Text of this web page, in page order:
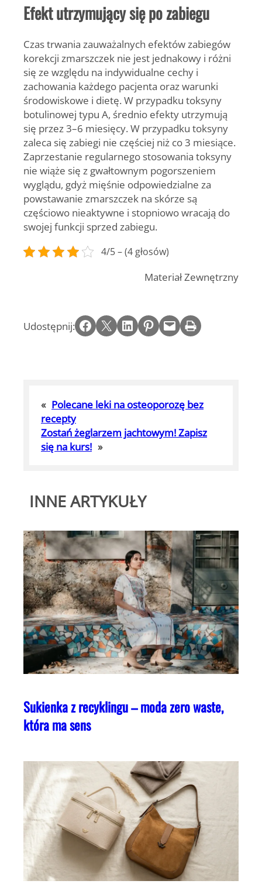
Efekt utrzymujący się po zabiegu
Czas trwania zauważalnych efektów zabiegów
korekcji zmarszczek nie jest jednakowy i różni
się ze względu na indywidualne cechy i
zachowania każdego pacjenta oraz warunki
środowiskowe i dietę. W przypadku toksyny
botulinowej typu A, średnio efekty utrzymują
się przez 3–6 miesięcy. W przypadku toksyny
zaleca się zabiegi nie częściej niż co 3 miesiące.
Zaprzestanie regularnego stosowania toksyny
nie wiąże się z gwałtownym pogorszeniem
wyglądu, gdyż mięśnie odpowiedzialne za
powstawanie zmarszczek na skórze są
częściowo nieaktywne i stopniowo wracają do
swojej funkcji sprzed zabiegu.
4/5 – (4 głosów)
Materiał Zewnętrzny
Udostępnij: Share on Facebook Email this Page Share on LinkedIn Share on Pinterest Email this Page Print this Page
« Polecane leki na osteoporozę bez
recepty
Zostań żeglarzem jachtowym! Zapisz
się na kurs! »
INNE ARTYKUŁY
Sukienka z recyklingu – moda zero waste,
która ma sens